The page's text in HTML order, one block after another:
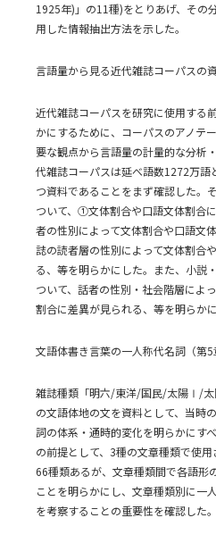
1925年)」の11種)をとりあげ、その
用した情報抽出方法を示した。
言語量から見る近代雑誌コーパスの
近代雑誌コーパスを研究に使用する
かにするために、コーパスのアノテ
要な観点から言語量の計量的な分析
代雑誌コーパスは延べ語数1272万語
つ資料であることをまず確認した。
ついて、①文体割合や口語文体割合
者の性別によって文体割合や口語文
誌の読者層の性別によって文体割合
る、等を明らかにした。また、小説
ついて、話者の性別・社会階層によ
割合に差異が見られる、等を明らかに
文語体書き言葉の一人称代名詞（第5
雑誌種類「明六/東洋/国民/太陽Ⅰ/
の文語体地の文を資料として、当時
詞の体系・通時的変化を明らかにす
の前提として、3種の文章種類で使
66種類あるが、文章種類間で各語形
ことを明らかにし、文章種類別に一
を考察することの重要性を確認した。